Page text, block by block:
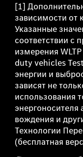
[1]
зависимости от
Указанные
соответствии с
измерения
duty vehicles
энергии и
зависят не
использования
вождения и
Технологии
(бесплатная